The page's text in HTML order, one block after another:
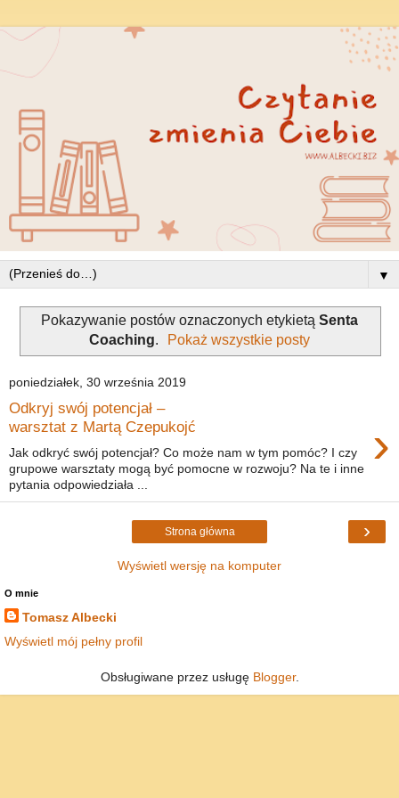
▼
Pokazywanie postów oznaczonych etykietą Senta
Coaching. Pokaż wszystkie posty
poniedziałek, 30 września 2019
Odkryj swój potencjał –
warsztat z Martą Czepukojć
›
Jak odkryć swój potencjał? Co może nam w tym pomóc? I czy
grupowe warsztaty mogą być pomocne w rozwoju? Na te i inne
pytania odpowiedziała ...
›
Strona główna
Wyświetl wersję na komputer
O mnie
Tomasz Albecki
Wyświetl mój pełny profil
Obsługiwane przez usługę Blogger.